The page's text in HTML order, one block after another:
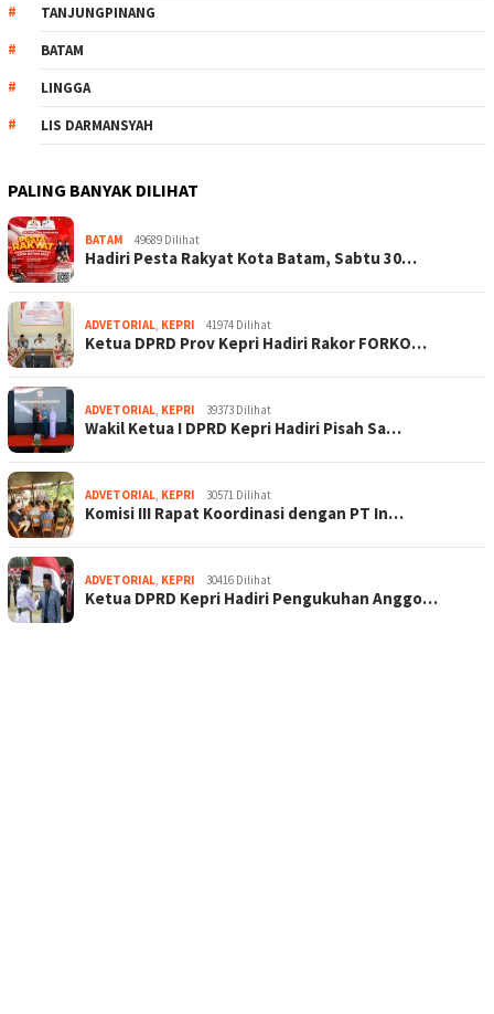
TANJUNGPINANG
BATAM
LINGGA
LIS DARMANSYAH
PALING BANYAK DILIHAT
BATAM 49689 Dilihat
Hadiri Pesta Rakyat Kota Batam, Sabtu 30…
ADVETORIAL, KEPRI 41974 Dilihat
Ketua DPRD Prov Kepri Hadiri Rakor FORKO…
ADVETORIAL, KEPRI 39373 Dilihat
Wakil Ketua I DPRD Kepri Hadiri Pisah Sa…
ADVETORIAL, KEPRI 30571 Dilihat
Komisi III Rapat Koordinasi dengan PT In…
ADVETORIAL, KEPRI 30416 Dilihat
Ketua DPRD Kepri Hadiri Pengukuhan Anggo…